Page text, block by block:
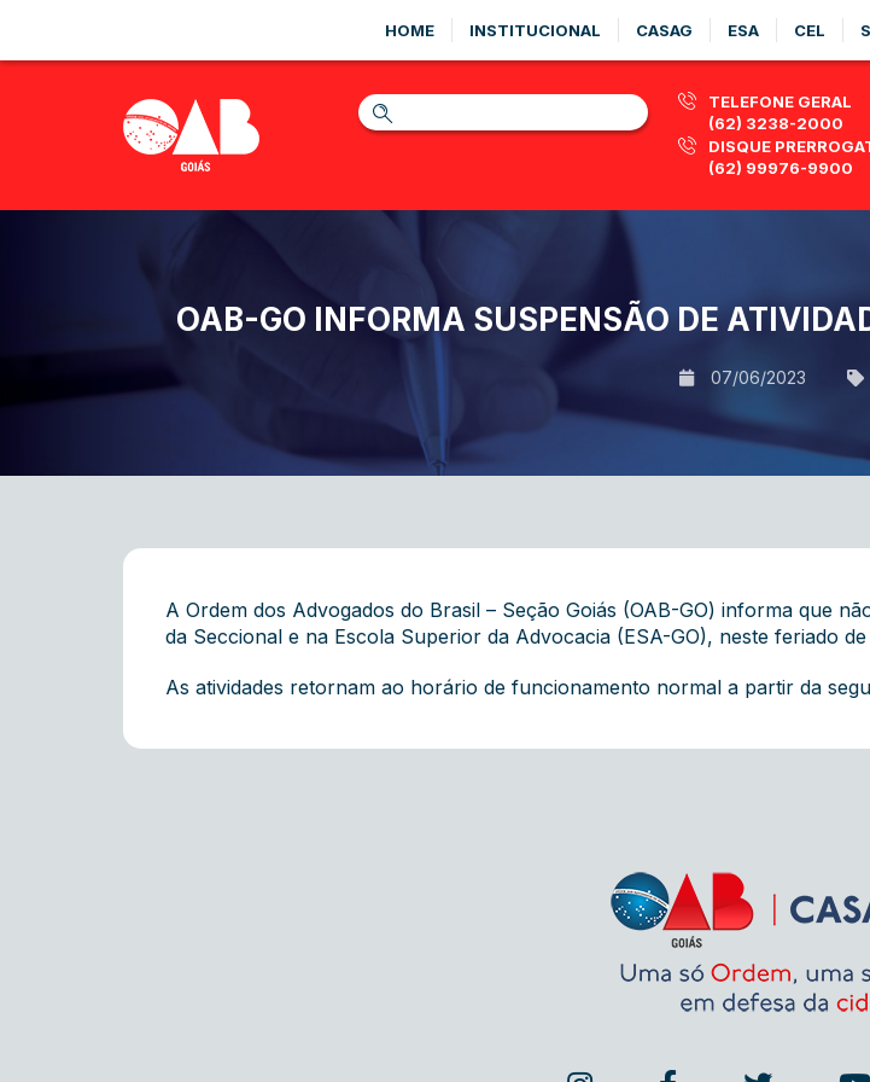
HOME INSTITUCIONAL CASAG ESA CEL
TELEFONE GERAL
(62) 3238-2000
DISQUE
(62) 99976-9900
OAB-GO INFORMA SUSPENSÃO DE
07/06/2023
A Ordem dos Advogados do Brasil – Seção Goiás (OAB-GO) informa que
da Seccional e na Escola Superior da Advocacia (ESA-GO), neste feriado
As atividades retornam ao horário de funcionamento normal a partir da